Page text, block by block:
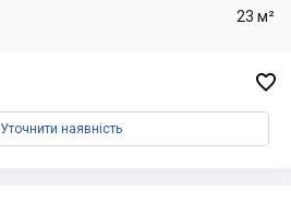
23 м²

Уточнити наявність